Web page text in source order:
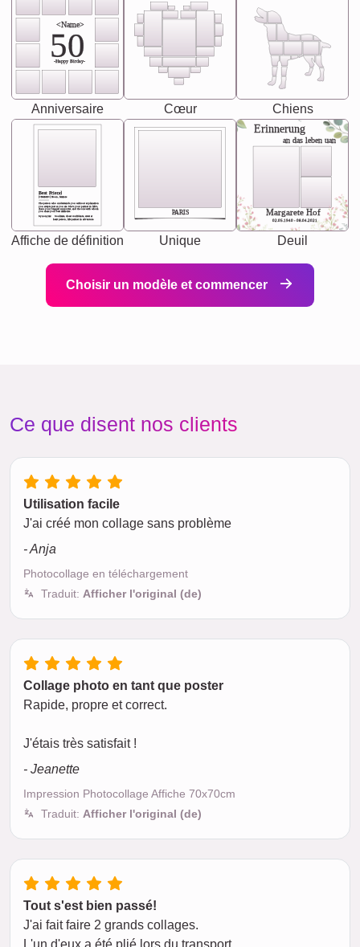
<Name>
50
-Happy Birday-
Anniversaire Cœur Chiens
Best Friend
[<NAME>] Noun, feminie
Synonyms: Soulmate, closet confidante, sister at
heart person, life partner in adventure.
The person who understands you without explanation
you accepts just as you are. She's your partner in life's,
chaos your biggest supporter, and the one with whom
you share your best memories.
Affiche de définition
PARIS
Unique
Erinnerung
an das leben uan
Margarete Hof
02.05.1940 - 08.04.2021
Deuil
Choisir un modèle et commencer
Ce que disent nos clients
Utilisation facile
J'ai créé mon collage sans problème
- Anja
Photocollage en téléchargement
Traduit: Afficher l'original (de)
Collage photo en tant que poster
Rapide, propre et correct.
J'étais très satisfait !
- Jeanette
Impression Photocollage Affiche 70x70cm
Traduit: Afficher l'original (de)
Tout s'est bien passé!
J'ai fait faire 2 grands collages.
L'un d'eux a été plié lors du transport.